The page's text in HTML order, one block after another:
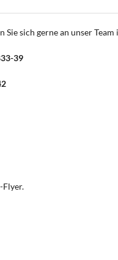
Sie sich gerne an unser
39
Flyer.